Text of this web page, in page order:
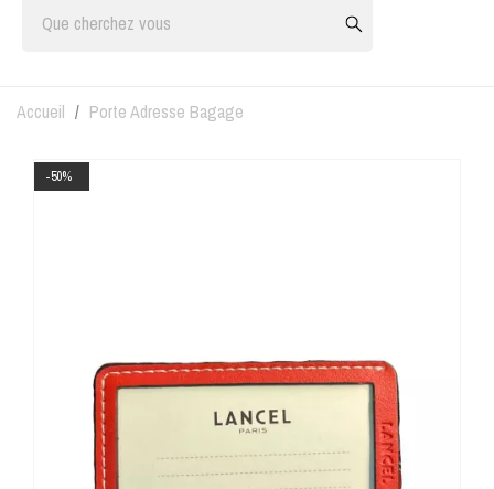
Accueil Porte Adresse Bagage
-50%